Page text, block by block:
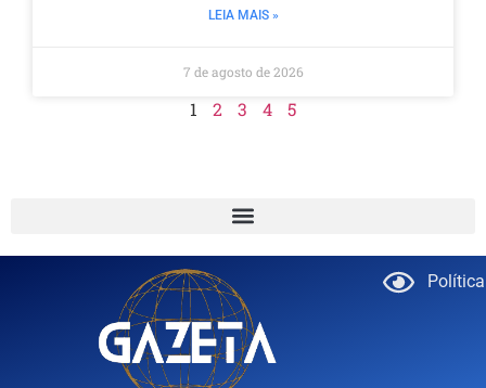
LEIA MAIS »
7 de agosto de 2026
1 2 3 4 5